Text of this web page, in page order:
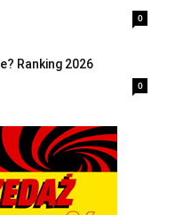
0
Ranking 2026
0